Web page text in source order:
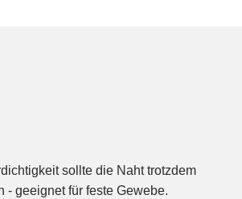
- geeignet für feste Gewebe.